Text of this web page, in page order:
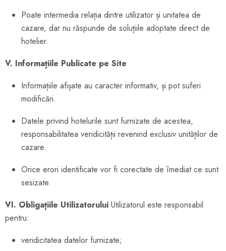
Poate intermedia relația dintre utilizator și unitatea de
cazare, dar nu răspunde de soluțiile adoptate direct de
hotelier.
V. Informațiile Publicate pe Site
Informațiile afișate au caracter informativ, și pot suferi
modificări.
Datele privind hotelurile sunt furnizate de acestea,
responsabilitatea veridicității revenind exclusiv unităților de
cazare.
Orice erori identificate vor fi corectate de îmediat ce sunt
sesizate.
VI. Obligațiile Utilizatorului Utilizatorul este responsabil
pentru:
veridicitatea datelor furnizate;